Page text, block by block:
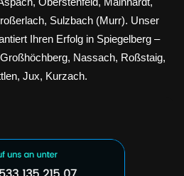
Sulzbach (Murr). Unser
Ihren Erfolg in Spiegelberg –
Nassach, Roßstaig,
Jux, Kurzach.